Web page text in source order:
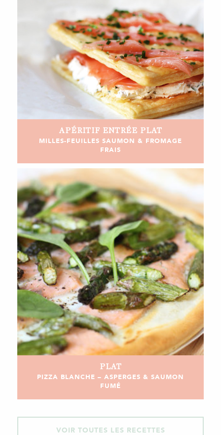
APÉRITIF ENTRÉE PLAT
MILLES-FEUILLES SAUMON & FROMAGE
FRAIS
PLAT
PIZZA BLANCHE – ASPERGES & SAUMON
FUMÉ
VOIR TOUTES LES RECETTES